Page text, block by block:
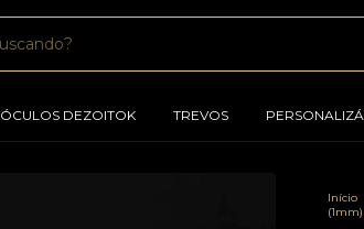
ÓCULOS DEZOITOK TREVOS
Início